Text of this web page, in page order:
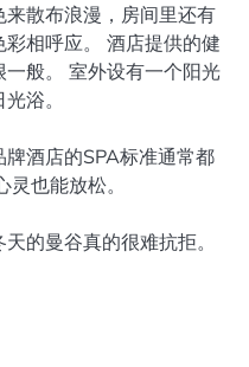
散布浪漫，房间里还有
相呼应。 酒店提供的健
般。 室外设有一个阳光
浴。
酒店的SPA标准通常都
也能放松。
的曼谷真的很难抗拒。